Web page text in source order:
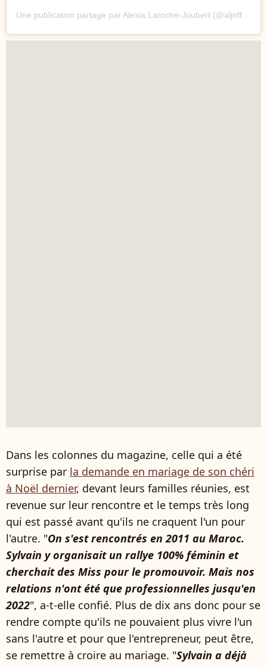
Dans les colonnes du magazine, celle qui a été
surprise par la demande en mariage de son chéri
à Noël dernier, devant leurs familles réunies, est
revenue sur leur rencontre et le temps très long
qui est passé avant qu'ils ne craquent l'un pour
l'autre. "On s'est rencontrés en 2011 au Maroc.
Sylvain y organisait un rallye 100% féminin et
cherchait des Miss pour le promouvoir. Mais nos
relations n'ont été que professionnelles jusqu'en
2022", a-t-elle confié. Plus de dix ans donc pour se
rendre compte qu'ils ne pouvaient plus vivre l'un
sans l'autre et pour que l'entrepreneur, peut être,
se remettre à croire au mariage. "Sylvain a déjà